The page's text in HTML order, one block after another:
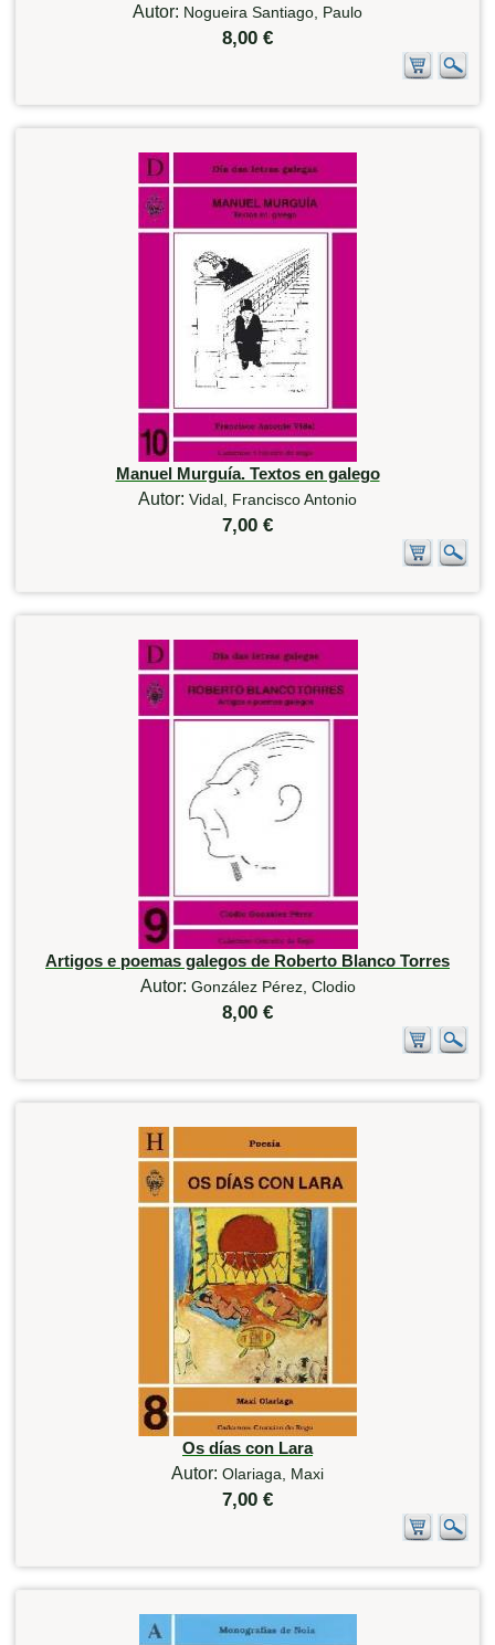
Autor: Nogueira Santiago, Paulo
8,00 €
Manuel Murguía. Textos en galego
Autor: Vidal, Francisco Antonio
7,00 €
Artigos e poemas galegos de Roberto Blanco Torres
Autor: González Pérez, Clodio
8,00 €
Os días con Lara
Autor: Olariaga, Maxi
7,00 €